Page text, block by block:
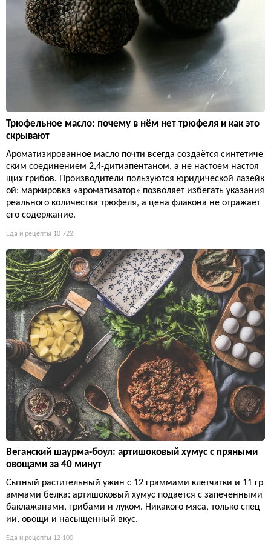
Трюфельное масло: почему в нём нет трюфеля и как это
скрывают
Ароматизированное масло почти всегда создаётся синтетиче
ским соединением 2,4-дитиапентаном, а не настоем настоя
щих грибов. Производители пользуются юридической лазейк
ой: маркировка «ароматизатор» позволяет избегать указания
реального количества трюфеля, а цена флакона не отражает
его содержание.
Еда и рецепты 10 722
Веганский шаурма-боул: артишоковый хумус с пряными
овощами за 40 минут
Сытный растительный ужин с 12 граммами клетчатки и 11 гр
аммами белка: артишоковый хумус подается с запеченными
баклажанами, грибами и луком. Никакого мяса, только спец
ии, овощи и насыщенный вкус.
Еда и рецепты 12 100